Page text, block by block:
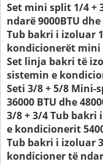
Set mini split 1/4 +
ndarë 9000BTU dhe
Tub bakri i izoluar
kondicionerët mini
Set linja bakri të
sistemin e
Seti 3/8 + 5/8
36000 BTU dhe
3/8 + 3/4 Tub
e kondicionerit
Tub bakri i izoluar
kondicioner të